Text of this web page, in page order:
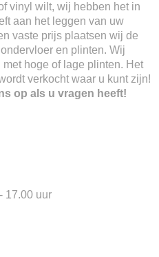
vinyl wilt, wij hebben het in
aan het leggen van uw
vaste prijs plaatsen wij de
en plinten. Wij
hoge of lage plinten. Het
verkocht waar u kunt zijn!
op als u vragen heeft!
17.00 uur